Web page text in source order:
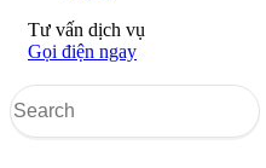
Tư vấn dịch vụ
Gọi điện ngay